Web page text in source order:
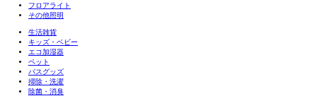
フロアライト
その他照明
生活雑貨
キッズ・ベビー
エコ加湿器
ペット
バスグッズ
掃除・洗濯
除菌・消臭